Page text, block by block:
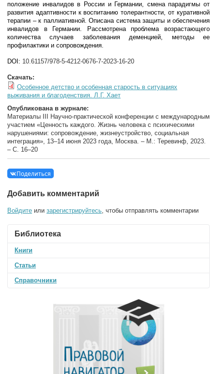
положение инвалидов в России и Германии, смена парадигмы от
развития адаптивности к воспитанию толерантности, от куративной
терапии – к паллиативной. Описана система защиты и обеспечения
инвалидов в Германии. Рассмотрена проблема возрастающего
количества случаев заболевания деменцией, методы ее
профилактики и сопровождения.
DOI: 10.61157/978-5-4212-0676-7-2023-16-20
Скачать:
Особенное детство и особенная старость в ситуациях
выживания и благоденствия. Л.Г. Хает
Опубликована в журнале:
Материалы III Научно-практической конференции с международным
участием «Ценность каждого. Жизнь человека с психическими
нарушениями: сопровождение, жизнеустройство, социальная
интеграция», 13–14 июня 2023 года, Москва. – М.: Теревинф, 2023.
– C. 16–20
Поделиться
Добавить комментарий
Войдите или зарегистрируйтесь , чтобы отправлять комментарии
Библиотека
Книги
Статьи
Справочники